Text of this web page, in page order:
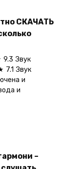
СКАЧАТЬ
Звук
7.1 Звук
и
и
–